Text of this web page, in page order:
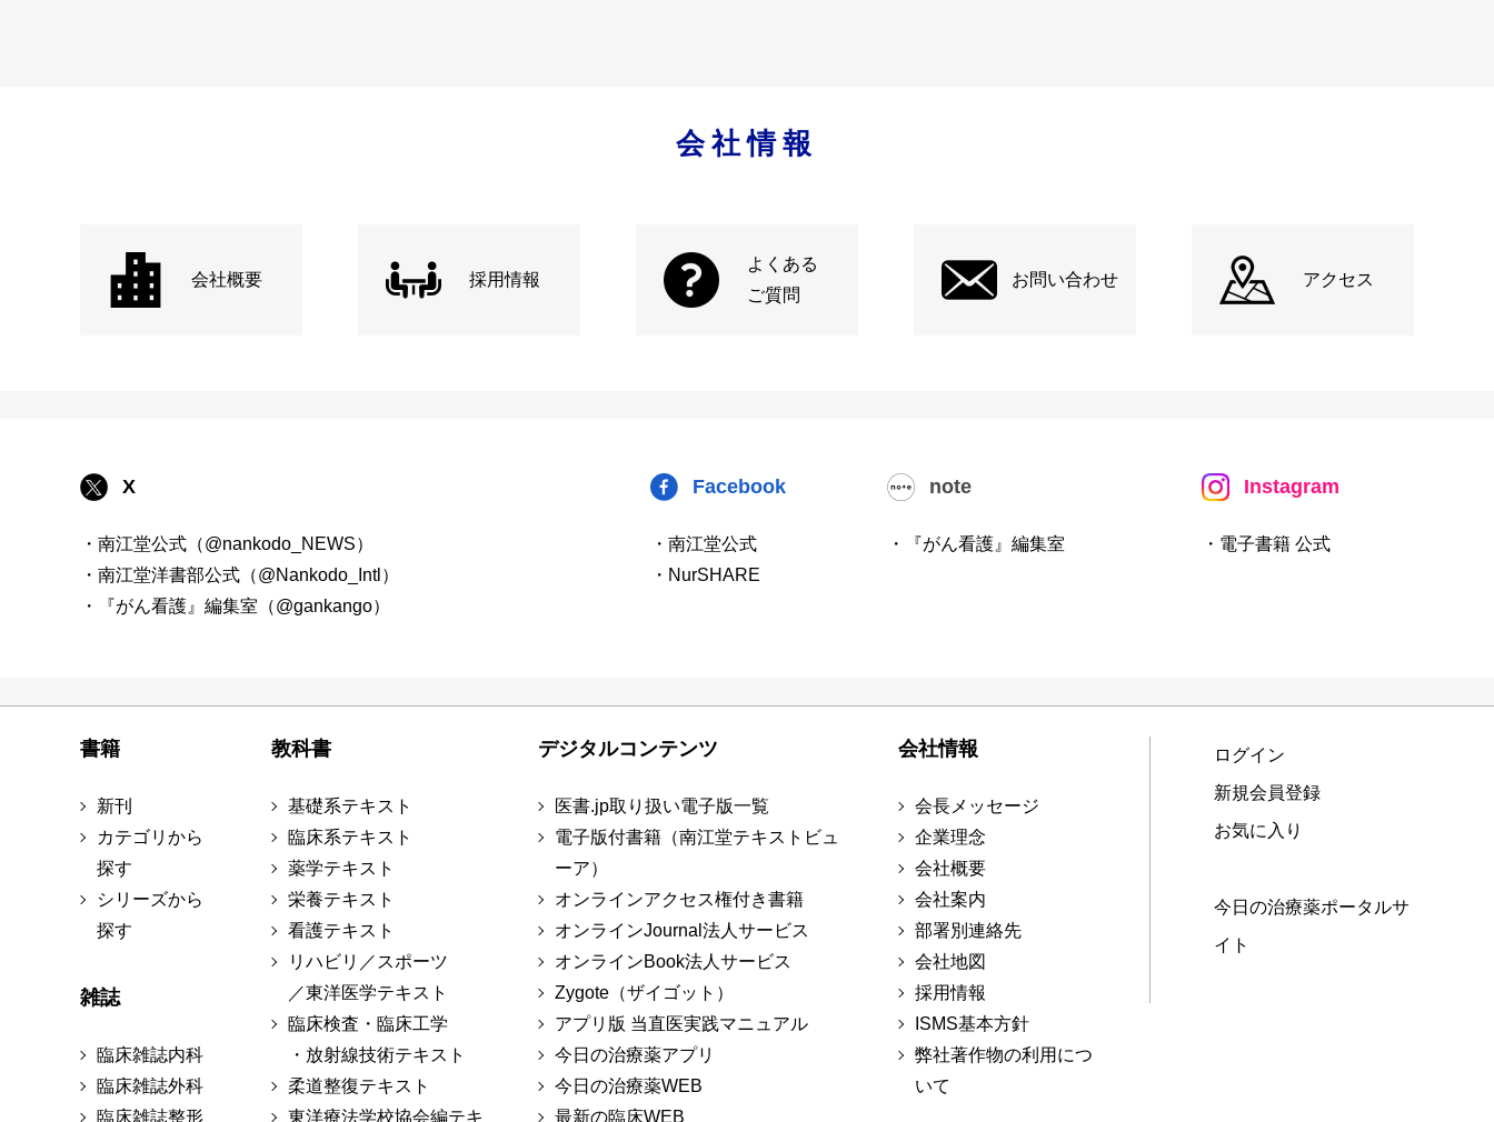
会社情報
会社概要 採用情報
よくある
ご質問
お問い合わせ アクセス
X
・南江堂公式（@nankodo_NEWS）
・南江堂洋書部公式（@Nankodo_Intl）
・『がん看護』編集室（@gankango）
Facebook
・南江堂公式
・NurSHARE
note
・『がん看護』編集室
Instagram
・電子書籍 公式
書籍
新刊
カテゴリから
探す
シリーズから
探す
雑誌
臨床雑誌内科
臨床雑誌外科
臨床雑誌整形
教科書
基礎系テキスト
臨床系テキスト
薬学テキスト
栄養テキスト
看護テキスト
リハビリ／スポーツ
／東洋医学テキスト
臨床検査・臨床工学
・放射線技術テキスト
柔道整復テキスト
東洋療法学校協会編テキ
デジタルコンテンツ
医書.jp取り扱い電子版一覧
電子版付書籍（南江堂テキストビュ
ーア）
オンラインアクセス権付き書籍
オンラインJournal法人サービス
オンラインBook法人サービス
Zygote（ザイゴット）
アプリ版 当直医実践マニュアル
今日の治療薬アプリ
今日の治療薬WEB
最新の臨床WEB
会社情報
会長メッセージ
企業理念
会社概要
会社案内
部署別連絡先
会社地図
採用情報
ISMS基本方針
弊社著作物の利用につ
いて
ログイン
新規会員登録
お気に入り
今日の治療薬ポータルサ
イト